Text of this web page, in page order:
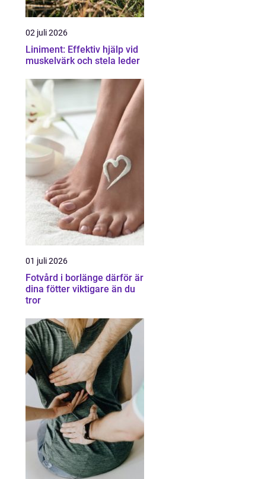
02 juli 2026
Liniment: Effektiv hjälp vid
muskelvärk och stela leder
01 juli 2026
Fotvård i borlänge därför är
dina fötter viktigare än du
tror